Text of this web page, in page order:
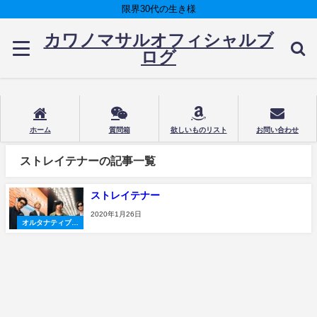
限界30代の生き様
カワノマサルオフィシャルブ
ログ
ホーム 質問箱 欲しいものリスト お問い合わせ
ストレイテナーの記事一覧
オルタナティブロ
ストレイテナー
2020年1月26日